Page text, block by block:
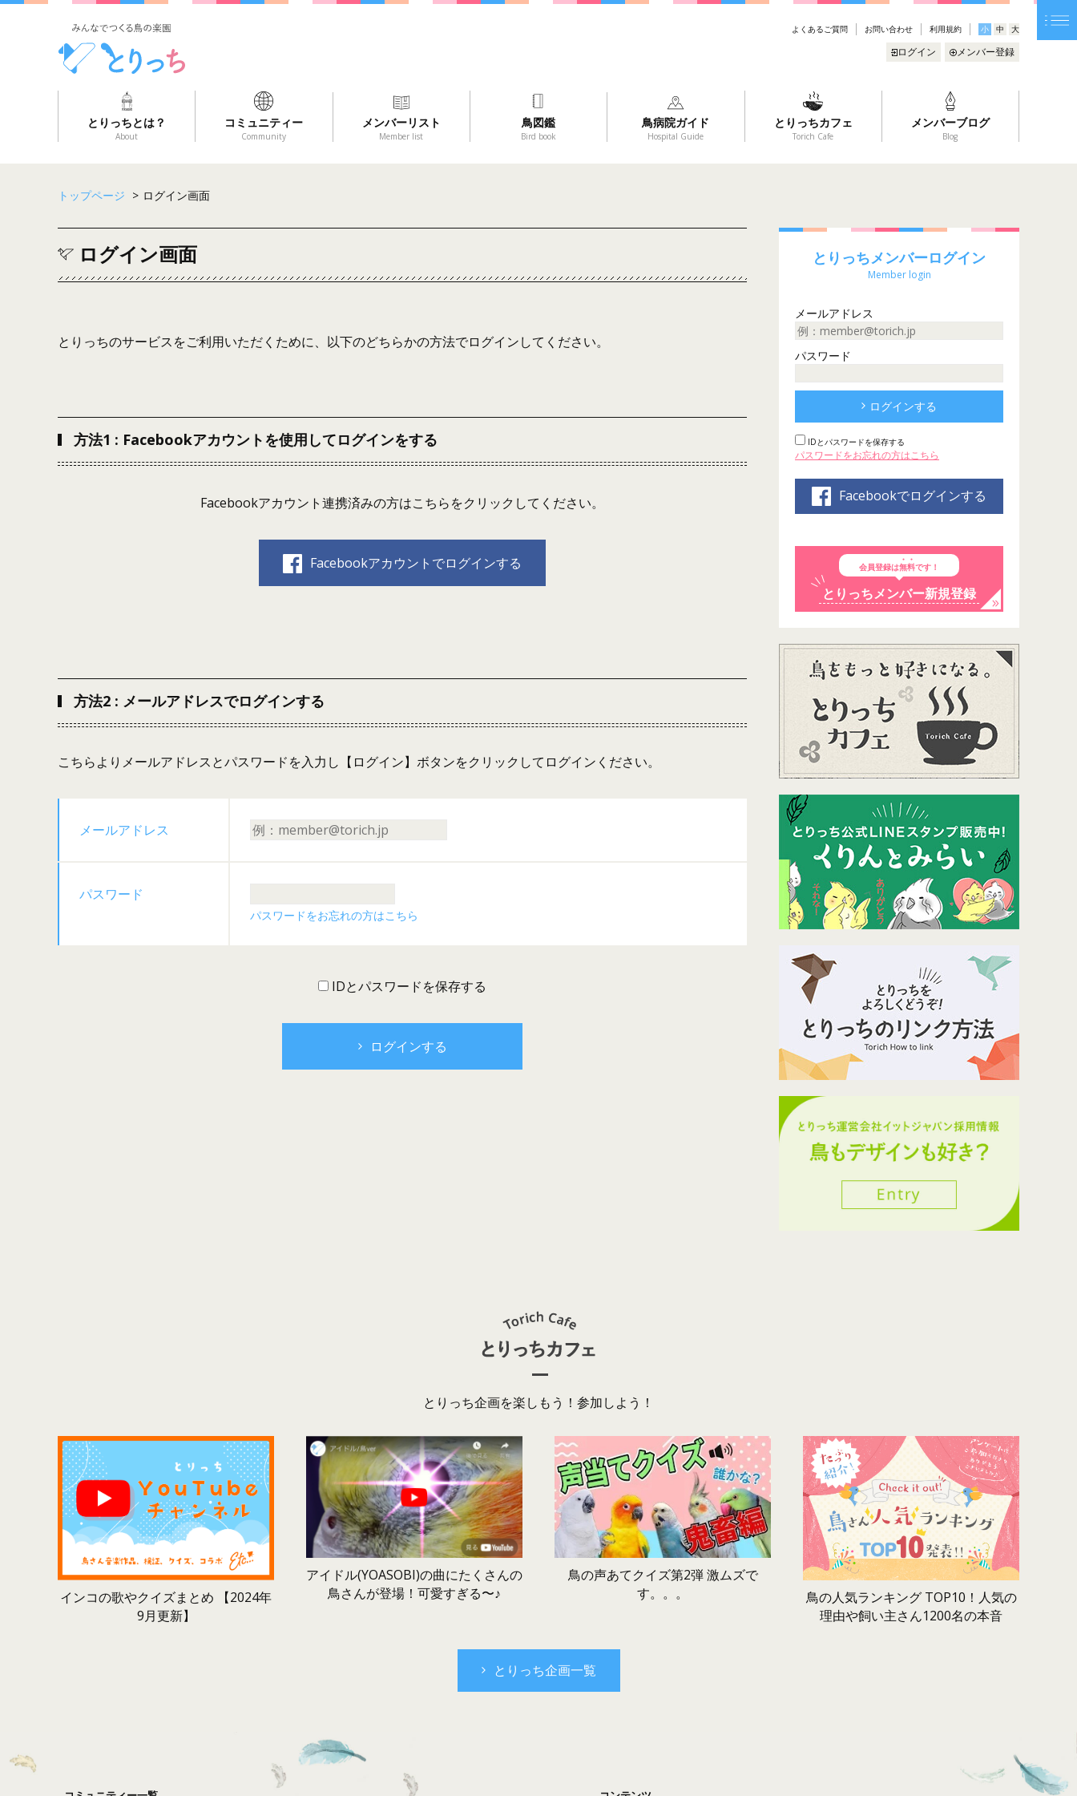
よくあるご質問 お問い合わせ 利用規約 小 中 大
ログイン メンバー登録
とりっちとは？
About
コミュニティー
Community
メンバーリスト
Member list
鳥図鑑
Bird book
鳥病院ガイド
Hospital Guide
とりっちカフェ
Torich Cafe
メンバーブログ
Blog
トップページ > ログイン画面
ログイン画面
とりっちのサービスをご利用いただくために、以下のどちらかの方法でログインしてください。
方法1 : Facebookアカウントを使用してログインをする
Facebookアカウント連携済みの方はこちらをクリックしてください。
Facebookアカウントでログインする
方法2 : メールアドレスでログインする
こちらよりメールアドレスとパスワードを入力し【ログイン】ボタンをクリックしてログインください。
メールアドレス
パスワード
パスワードをお忘れの方はこちら
IDとパスワードを保存する
ログインする
とりっちメンバーログイン
Member login
メールアドレス
パスワード
ログインする
IDとパスワードを保存する
パスワードをお忘れの方はこちら
Facebookでログインする
会員登録は無料です！
とりっちメンバー新規登録
とりっち企画を楽しもう！参加しよう！
インコの歌やクイズまとめ 【2024年
9月更新】
アイドル(YOASOBI)の曲にたくさんの
鳥さんが登場！可愛すぎる〜♪
鳥の声あてクイズ第2弾 激ムズで
す。。。
鳥の人気ランキング TOP10！人気の
理由や飼い主さん1200名の本音
とりっち企画一覧